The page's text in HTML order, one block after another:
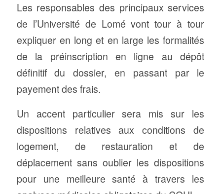
Les responsables des principaux services
de l’Université de Lomé vont tour à tour
expliquer en long et en large les formalités
de la préinscription en ligne au dépôt
définitif du dossier, en passant par le
payement des frais.
Un accent particulier sera mis sur les
dispositions relatives aux conditions de
logement, de restauration et de
déplacement sans oublier les dispositions
pour une meilleure santé à travers les